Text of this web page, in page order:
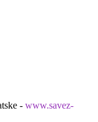
- www.savez-